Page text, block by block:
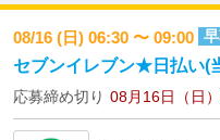
08/16 (日) 06:30 〜 09:00
セブンイレブン★日払い(
応募締め切り 08月16日（日